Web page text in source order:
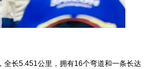
全长5.451公里，拥有16个弯道和一条长达